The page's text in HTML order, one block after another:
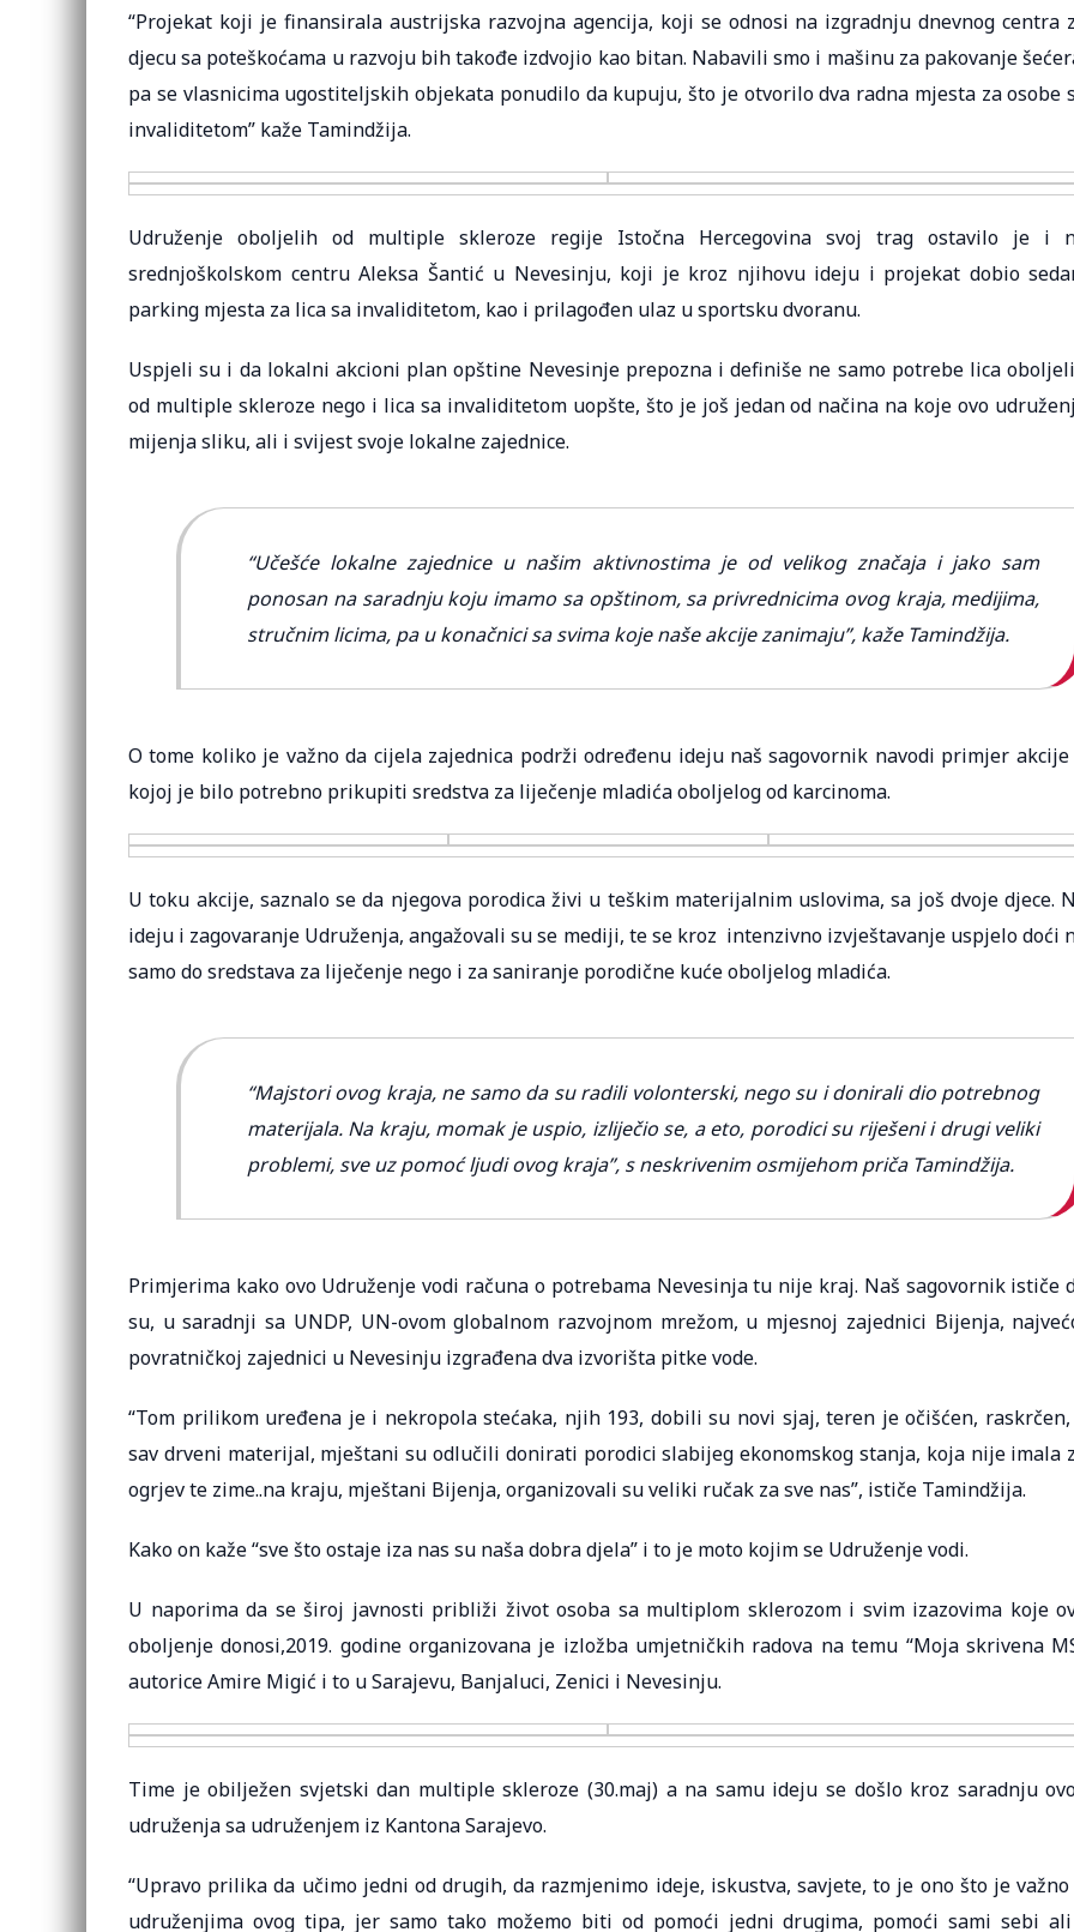
“Projekat koji je finansirala austrijska razvojna agencija, koji se odnosi na izgradnju dnevnog centra
djecu sa poteškoćama u razvoju bih takođe izdvojio kao bitan. Nabavili smo i mašinu za pakovanje
pa se vlasnicima ugostiteljskih objekata ponudilo da kupuju, što je otvorilo dva radna mjesta za osobe
invaliditetom” kaže Tamindžija.
Udruženje oboljelih od multiple skleroze regije Istočna Hercegovina svoj trag ostavilo je i
srednjoškolskom centru Aleksa Šantić u Nevesinju, koji je kroz njihovu ideju i projekat dobio
parking mjesta za lica sa invaliditetom, kao i prilagođen ulaz u sportsku dvoranu.
Uspjeli su i da lokalni akcioni plan opštine Nevesinje prepozna i definiše ne samo potrebe lica
od multiple skleroze nego i lica sa invaliditetom uopšte, što je još jedan od načina na koje ovo
mijenja sliku, ali i svijest svoje lokalne zajednice.
“Učešće lokalne zajednice u našim aktivnostima je od velikog značaja i jako sam
ponosan na saradnju koju imamo sa opštinom, sa privrednicima ovog kraja, medijima,
stručnim licima, pa u konačnici sa svima koje naše akcije zanimaju”, kaže Tamindžija.
O tome koliko je važno da cijela zajednica podrži određenu ideju naš sagovornik navodi primjer
kojoj je bilo potrebno prikupiti sredstva za liječenje mladića oboljelog od karcinoma.
U toku akcije, saznalo se da njegova porodica živi u teškim materijalnim uslovima, sa još dvoje djece.
ideju i zagovaranje Udruženja, angažovali su se mediji, te se kroz intenzivno izvještavanje uspjelo doći
samo do sredstava za liječenje nego i za saniranje porodične kuće oboljelog mladića.
“Majstori ovog kraja, ne samo da su radili volonterski, nego su i donirali dio potrebnog
materijala. Na kraju, momak je uspio, izliječio se, a eto, porodici su riješeni i drugi veliki
problemi, sve uz pomoć ljudi ovog kraja”, s neskrivenim osmijehom priča Tamindžija.
Primjerima kako ovo Udruženje vodi računa o potrebama Nevesinja tu nije kraj. Naš sagovornik ističe
su, u saradnji sa UNDP, UN-ovom globalnom razvojnom mrežom, u mjesnoj zajednici Bijenja,
povratničkoj zajednici u Nevesinju izgrađena dva izvorišta pitke vode.
“Tom prilikom uređena je i nekropola stećaka, njih 193, dobili su novi sjaj, teren je očišćen,
sav drveni materijal, mještani su odlučili donirati porodici slabijeg ekonomskog stanja, koja nije imala
ogrjev te zime..na kraju, mještani Bijenja, organizovali su veliki ručak za sve nas”, ističe Tamindžija.
Kako on kaže “sve što ostaje iza nas su naša dobra djela” i to je moto kojim se Udruženje vodi.
U naporima da se široj javnosti približi život osoba sa multiplom sklerozom i svim izazovima koje
oboljenje donosi,2019. godine organizovana je izložba umjetničkih radova na temu “Moja skrivena
autorice Amire Migić i to u Sarajevu, Banjaluci, Zenici i Nevesinju.
Time je obilježen svjetski dan multiple skleroze (30.maj) a na samu ideju se došlo kroz saradnju
udruženja sa udruženjem iz Kantona Sarajevo.
“Upravo prilika da učimo jedni od drugih, da razmjenimo ideje, iskustva, savjete, to je ono što je
udruženjima ovog tipa, jer samo tako možemo biti od pomoći jedni drugima, pomoći sami sebi